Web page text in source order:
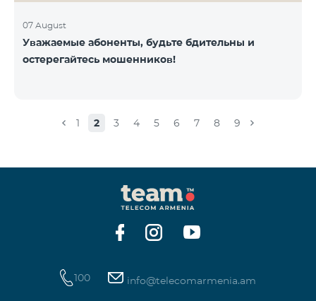
07 August
Уважаемые абоненты, будьте бдительны и
остерегайтесь мошенников!
1 2 3 4 5 6 7 8 9
100 info@telecomarmenia.am